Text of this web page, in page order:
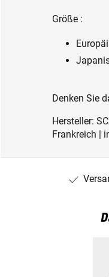
Größe :
Denken Sie
Hersteller:
Frankreich |